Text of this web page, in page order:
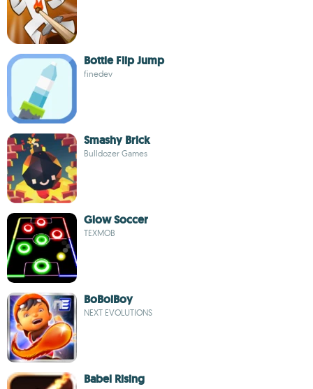
Bottle Flip Jump
finedev
Smashy Brick
Bulldozer Games
Glow Soccer
TEXMOB
BoBoiBoy
NEXT EVOLUTIONS
Babel Rising